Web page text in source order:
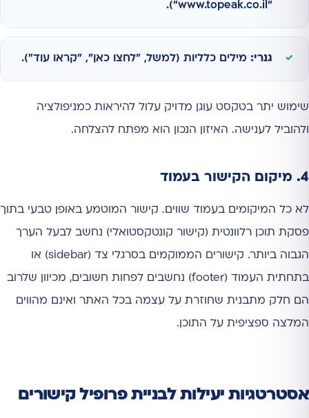
"www.topeak.co.il").
גנרי: מילים כלליות (למשל, "לחצו כאן", "קראו עוד").
שימוש יתר בטקסט עוגן מדויק עלול להיראות כמניפולציה
ולהוביל לענישה. האיזון הנכון הוא מפתח להצלחה.
4. מיקום הקישור בעמוד
לא כל המיקומים בעמוד שווים. קישור המוטמע באופן טבעי בתוך
פסקת תוכן רלוונטית (קישור קונטקסטואלי) נחשב לבעל הערך
הגבוה ביותר. קישורים הממוקמים בסרגלי צד (sidebar) או
בתחתית העמוד (footer) נחשבים לפחות חשובים, מכיוון שלרוב
הם חלק מתבנית שחוזרת על עצמה בכל האתר ואינם מהווים
המלצה ספציפית על התוכן.
אסטרטגיות יעילות לבניית פרופיל קישורים